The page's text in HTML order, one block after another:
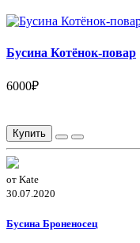
Бусина Котёнок-повар
6000₽
Купить
от Kate
30.07.2020
Бусина Броненосец